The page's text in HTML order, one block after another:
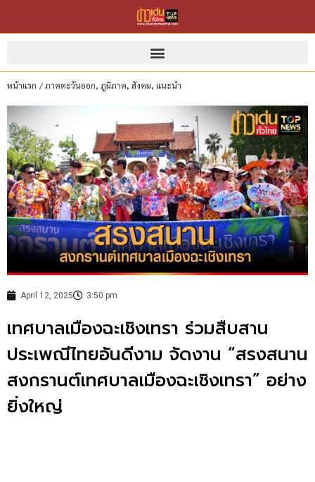
หน้าแรก /ภาคตะวันออก, ภูมิภาค, สังคม, แนะนำ
April 12, 2025 3:50 pm
เทศบาลเมืองฉะเชิงเทรา ร่วมสืบสาน
ประเพณีไทยอันดีงาม จัดงาน “สรงสนาน
สงกรานต์เทศบาลเมืองฉะเชิงเทรา” อย่าง
ยิ่งใหญ่